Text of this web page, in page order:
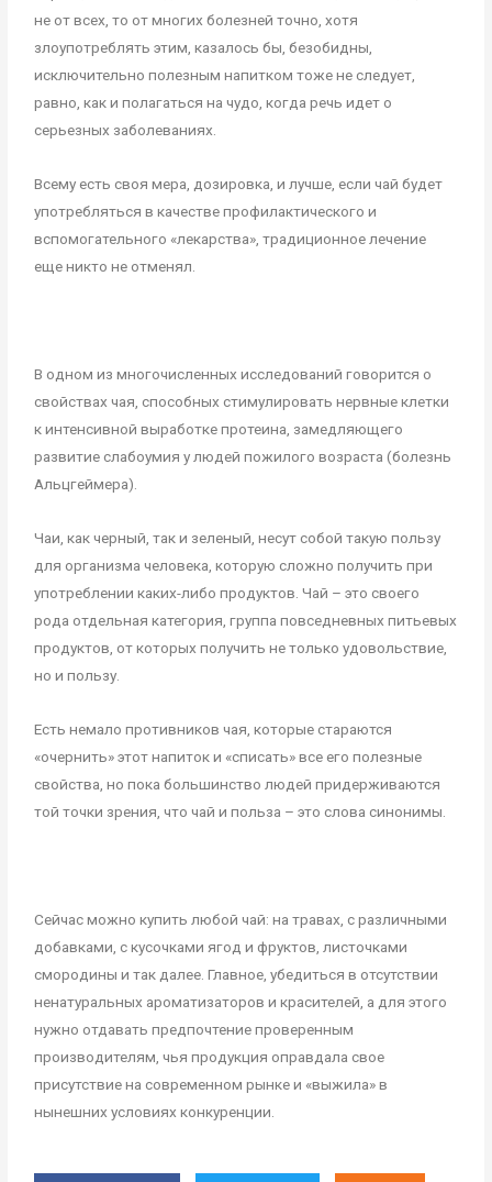
не от всех, то от многих болезней точно, хотя
злоупотреблять этим, казалось бы, безобидны,
исключительно полезным напитком тоже не следует,
равно, как и полагаться на чудо, когда речь идет о
серьезных заболеваниях.
Всему есть своя мера, дозировка, и лучше, если чай будет
употребляться в качестве профилактического и
вспомогательного «лекарства», традиционное лечение
еще никто не отменял.
В одном из многочисленных исследований говорится о
свойствах чая, способных стимулировать нервные клетки
к интенсивной выработке протеина, замедляющего
развитие слабоумия у людей пожилого возраста (болезнь
Альцгеймера).
Чаи, как черный, так и зеленый, несут собой такую пользу
для организма человека, которую сложно получить при
употреблении каких-либо продуктов. Чай – это своего
рода отдельная категория, группа повседневных питьевых
продуктов, от которых получить не только удовольствие,
но и пользу.
Есть немало противников чая, которые стараются
«очернить» этот напиток и «списать» все его полезные
свойства, но пока большинство людей придерживаются
той точки зрения, что чай и польза – это слова синонимы.
Сейчас можно купить любой чай: на травах, с различными
добавками, с кусочками ягод и фруктов, листочками
смородины и так далее. Главное, убедиться в отсутствии
ненатуральных ароматизаторов и красителей, а для этого
нужно отдавать предпочтение проверенным
производителям, чья продукция оправдала свое
присутствие на современном рынке и «выжила» в
нынешних условиях конкуренции.